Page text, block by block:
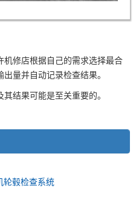
修店根据自己的需求选择最合
量并自动记录检查结果。
结果可能是至关重要的。